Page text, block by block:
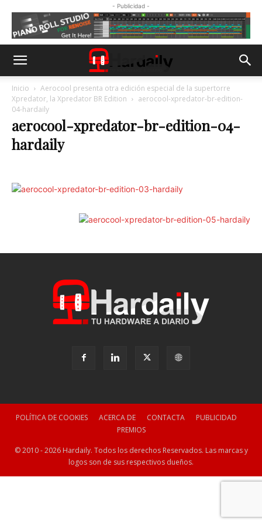
- Publicidad -
Inicio
Aerocool presenta otra edición especial de la supertorre
Xpredator, la Xpredator BR Edition
aerocool-xpredator-br-edition-
04-hardaily
aerocool-xpredator-br-edition-04-
hardaily
POLÍTICA DE COOKIES ACERCA DE CONTACTA
PUBLICIDAD
PREMIOS
© 2010 - 2026 Hardaily. Todos los derechos Reservados. Las marcas y
logos son de sus respectivos dueños.